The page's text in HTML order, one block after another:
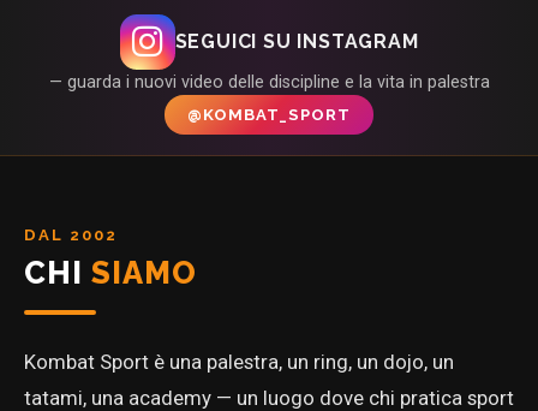
SEGUICI SU INSTAGRAM
— guarda i nuovi video delle discipline e la vita in palestra
@KOMBAT_SPORT
DAL 2002
CHISIAMO
Kombat Sport è una palestra, un ring, un dojo, un
tatami, una academy — un luogo dove chi pratica sport